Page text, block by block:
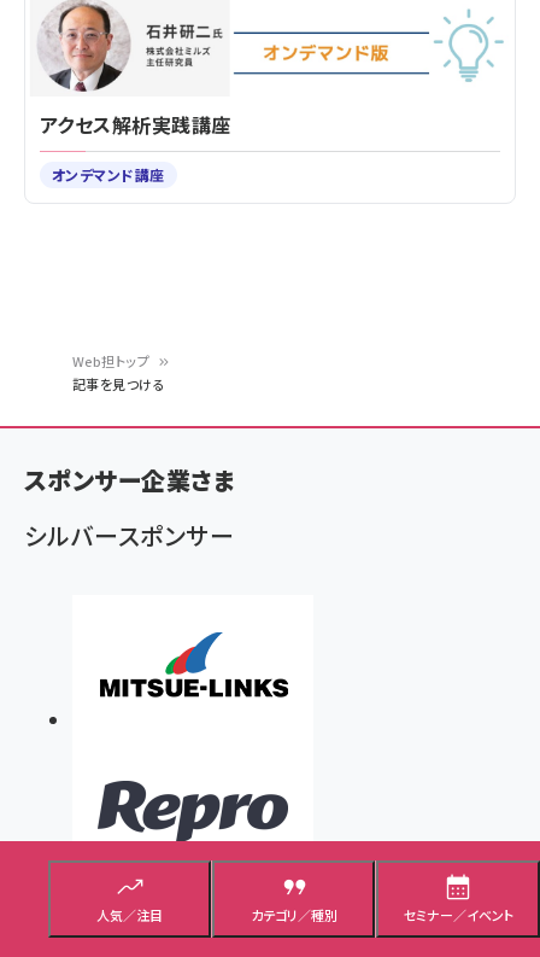
人気／注目 カテゴリ／種別 セミナー／イベント
く
ず
Web担トップ
記事を見つける
アクセス解析実践講座
オンデマンド講座
スポンサー企業さま
シルバースポンサー